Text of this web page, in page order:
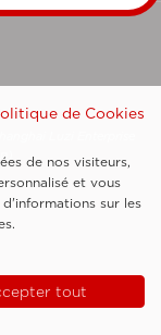
Luzi Enterprise
de Cookies
de nos visiteurs,
et vous
sur les
tout